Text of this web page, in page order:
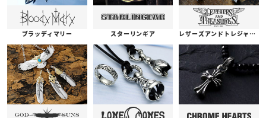
ブラッディマリー スターリンギア レザーズアンドトレジャーズ